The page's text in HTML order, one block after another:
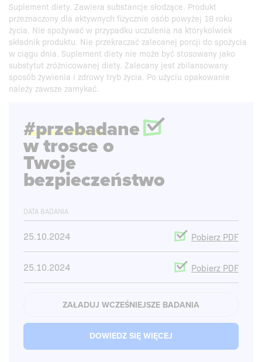
Suplement diety. Zawiera substancje słodzące. Produkt
przeznaczony dla aktywnych fizycznie osób powyżej 18 roku
życia. Nie spożywać w przypadku uczulenia na którykolwiek
składnik produktu. Nie przekraczać zalecanej porcji do spożycia
w ciągu dnia. Suplement diety nie może być stosowany jako
substytut zróżnicowanej diety. Zalecany jest zbilansowany
sposób żywienia i zdrowy tryb życia. Po użyciu opakowanie
należy zawsze zamykać.
#przebadane
w trosce o
Twoje
bezpieczeństwo
DATA BADANIA
25.10.2024 Pobierz PDF
25.10.2024 Pobierz PDF
25.10.2024 Pobierz PDF
ZAŁADUJ WCZEŚNIEJSZE BADANIA
DOWIEDZ SIĘ WIĘCEJ